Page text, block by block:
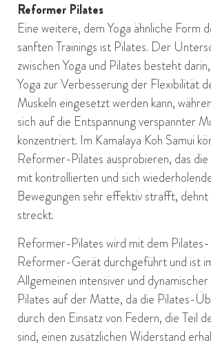
Reformer Pilates
Eine weitere, dem Yoga ähnliche Form
sanften Trainings ist Pilates. Der
zwischen Yoga und Pilates besteht
Yoga zur Verbesserung der Flexibilität
Muskeln eingesetzt werden kann,
sich auf die Entspannung verspannter
konzentriert. Im Kamalaya Koh Samui
Reformer-Pilates ausprobieren, das die
mit kontrollierten und sich
Bewegungen sehr effektiv strafft, dehnt
streckt.
Reformer-Pilates wird mit dem Pilates-
Reformer-Gerät durchgeführt und ist
Allgemeinen intensiver und dynamischer
Pilates auf der Matte, da die Pilates-
durch den Einsatz von Federn, die Teil
sind, einen zusätzlichen Widerstand